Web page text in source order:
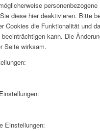
diese hier deaktivieren. Bitte
Cookies die Funktionalität und
kann. Die
Seite wirksam.
Einstellungen: